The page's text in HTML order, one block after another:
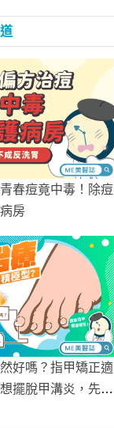
春痘竟中毒！除痘
房
然好嗎？指甲矯正適
擺脫甲溝炎，先戒